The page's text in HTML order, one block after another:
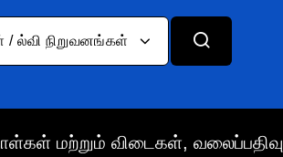
ஆசிரியர்கள் / ல்வி நிறுவனங்கள்
மற்றும் விடைகள், வலைப்பதிவு